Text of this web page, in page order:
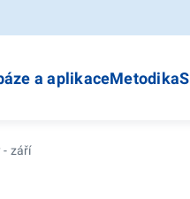
a aplikaceMetodika
- září